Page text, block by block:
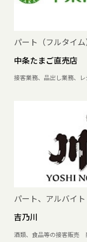
パート（フルタイム
中条たまご直売店
接客業務、品出し業務、
パート、アルバイト
吉乃川
酒類、食品等の接客販売